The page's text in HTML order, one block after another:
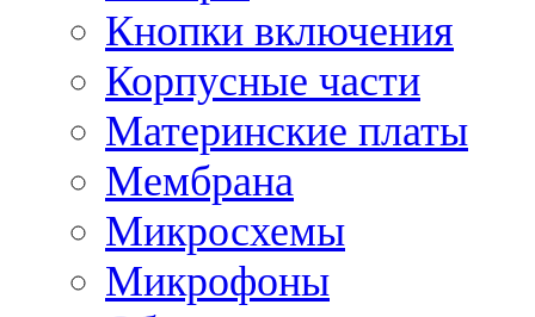
Кнопки включения
Корпусные части
Материнские платы
Мембрана
Микросхемы
Микрофоны